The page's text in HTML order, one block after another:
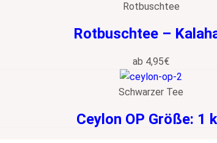
Rotbuschtee
Rotbuschtee –
ab 4,95€
Schwarzer Tee
Ceylon OP Größe: 1